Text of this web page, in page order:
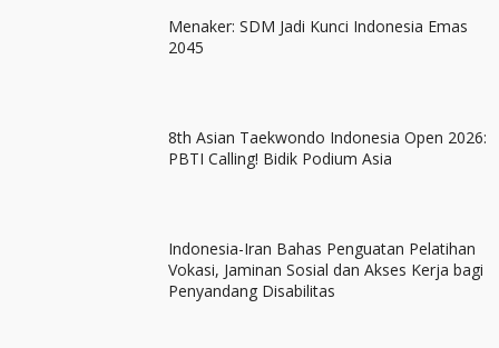
Menaker: SDM Jadi Kunci Indonesia Emas
2045
8th Asian Taekwondo Indonesia Open 2026:
PBTI Calling! Bidik Podium Asia
Indonesia-Iran Bahas Penguatan Pelatihan
Vokasi, Jaminan Sosial dan Akses Kerja bagi
Penyandang Disabilitas